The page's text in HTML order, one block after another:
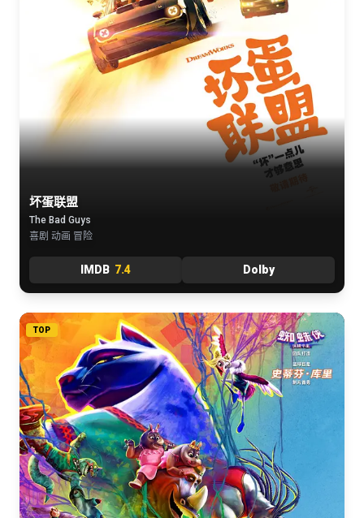
坏蛋联盟
The Bad Guys
喜剧 动画 冒险
IMDB 7.4 Dolby
TOP